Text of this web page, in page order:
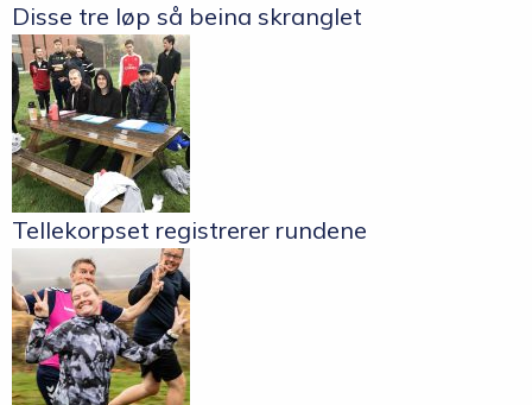
Disse tre løp så beina skranglet
Tellekorpset registrerer rundene